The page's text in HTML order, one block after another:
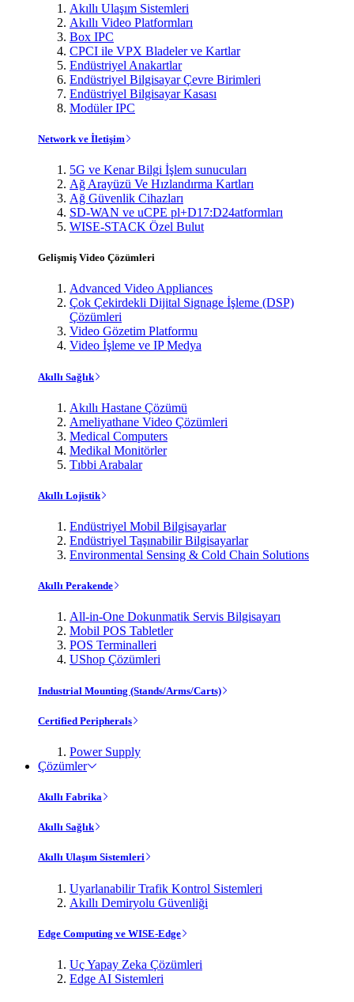
Akıllı Ulaşım Sistemleri
Akıllı Video Platformları
Box IPC
CPCI ile VPX Bladeler ve Kartlar
Endüstriyel Anakartlar
Endüstriyel Bilgisayar Çevre Birimleri
Endüstriyel Bilgisayar Kasası
Modüler IPC
Network ve İletişim
5G ve Kenar Bilgi İşlem sunucuları
Ağ Arayüzü Ve Hızlandırma Kartları
Ağ Güvenlik Cihazları
SD-WAN ve uCPE pl+D17:D24atformları
WISE-STACK Özel Bulut
Gelişmiş Video Çözümleri
Advanced Video Appliances
Çok Çekirdekli Dijital Signage İşleme (DSP)
Çözümleri
Video Gözetim Platformu
Video İşleme ve IP Medya
Akıllı Sağlık
Akıllı Hastane Çözümü
Ameliyathane Video Çözümleri
Medical Computers
Medikal Monitörler
Tıbbi Arabalar
Akıllı Lojistik
Endüstriyel Mobil Bilgisayarlar
Endüstriyel Taşınabilir Bilgisayarlar
Environmental Sensing & Cold Chain Solutions
Akıllı Perakende
All-in-One Dokunmatik Servis Bilgisayarı
Mobil POS Tabletler
POS Terminalleri
UShop Çözümleri
Industrial Mounting (Stands/Arms/Carts)
Certified Peripherals
Power Supply
Çözümler
Akıllı Fabrika
Akıllı Sağlık
Akıllı Ulaşım Sistemleri
Uyarlanabilir Trafik Kontrol Sistemleri
Akıllı Demiryolu Güvenliği
Edge Computing ve WISE-Edge
Uç Yapay Zeka Çözümleri
Edge AI Sistemleri